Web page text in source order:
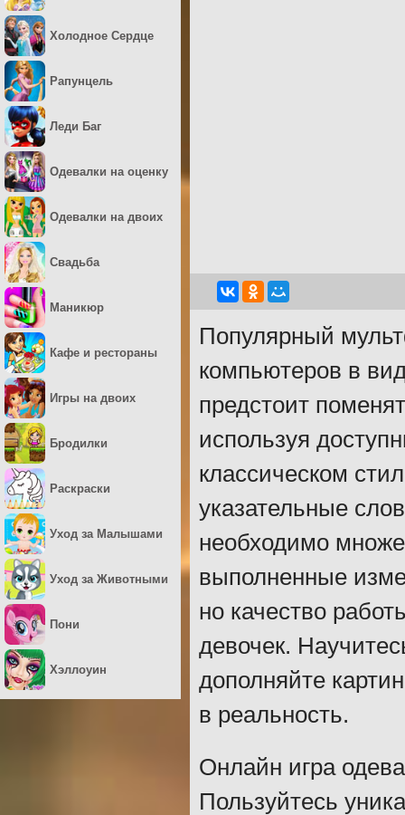
Популярный
компьютеров в
предстоит
используя
классическом
указательные
необходимо
выполненные
но качество
девочек.
дополняйте
в реальность.
Онлайн игра
Пользуйтесь
Холодное Сердце
Рапунцель
Леди Баг
Одевалки на оценку
Одевалки на двоих
Свадьба
Маникюр
Кафе и рестораны
Игры на двоих
Бродилки
Раскраски
Уход за Малышами
Уход за Животными
Пони
Хэллоуин